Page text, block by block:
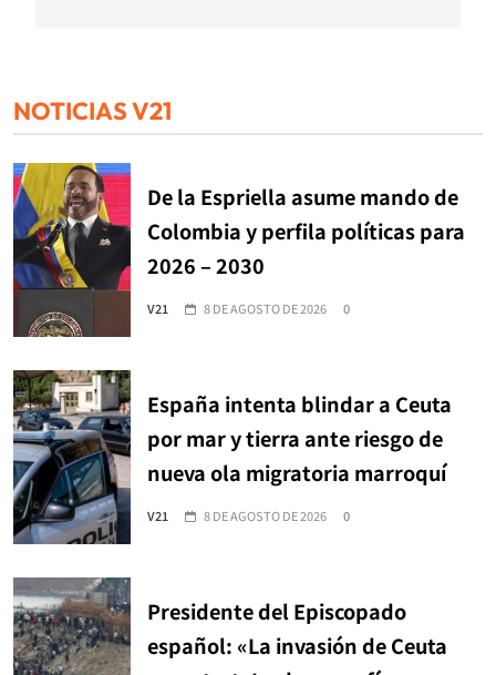
NOTICIAS V21
De la Espriella asume mando de
Colombia y perfila políticas para
2026 – 2030
V21 8 DE AGOSTO DE 2026 0
España intenta blindar a Ceuta
por mar y tierra ante riesgo de
nueva ola migratoria marroquí
V21 8 DE AGOSTO DE 2026 0
Presidente del Episcopado
español: «La invasión de Ceuta